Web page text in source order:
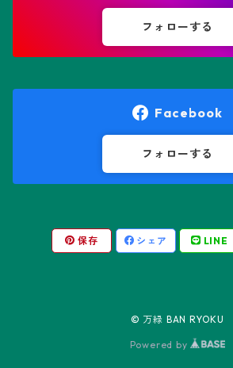
オレオケレウス属
friedrichii LB 2178
キリンドロオプンチア属
フェネストラリア属
プセウドリトス属
ユーフォルビア属
フォローする
Facebook
フォローする
保存 シェア LINE
© 万緑 BAN RYOKU
Powered by